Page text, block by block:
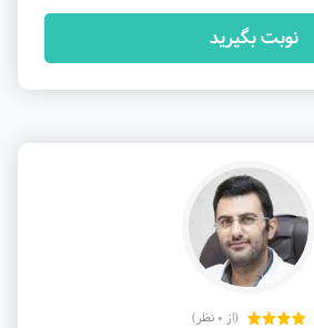
نوبت بگیرید
(از 0 نظر)